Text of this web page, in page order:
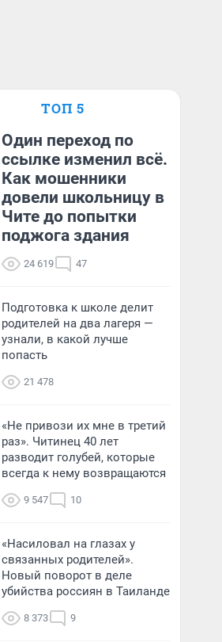
ТОП 5
Один переход по
ссылке изменил всё.
Как мошенники
довели школьницу в
Чите до попытки
поджога здания
24 619 47
Подготовка к школе делит
родителей на два лагеря —
узнали, в какой лучше
попасть
21 478
«Не привози их мне в третий
раз». Читинец 40 лет
разводит голубей, которые
всегда к нему возвращаются
9 547 10
«Насиловал на глазах у
связанных родителей».
Новый поворот в деле
убийства россиян в Таиланде
8 373 9